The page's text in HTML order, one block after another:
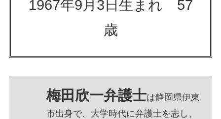
1967年9月3日生まれ 57
歳
梅田欣一弁護士は静岡県伊東
市出身で、大学時代に弁護士を志し、